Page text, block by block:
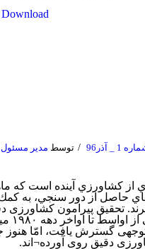
1 _ آذر96 / توسط مدیر مسئول
كشاورزي آينده است كه
حاصل از دور سنجي، به
تحقیق پیرامون کشاورزی
گسترش یافت، امّا هنوز
دقیق روی آورده¬اند.